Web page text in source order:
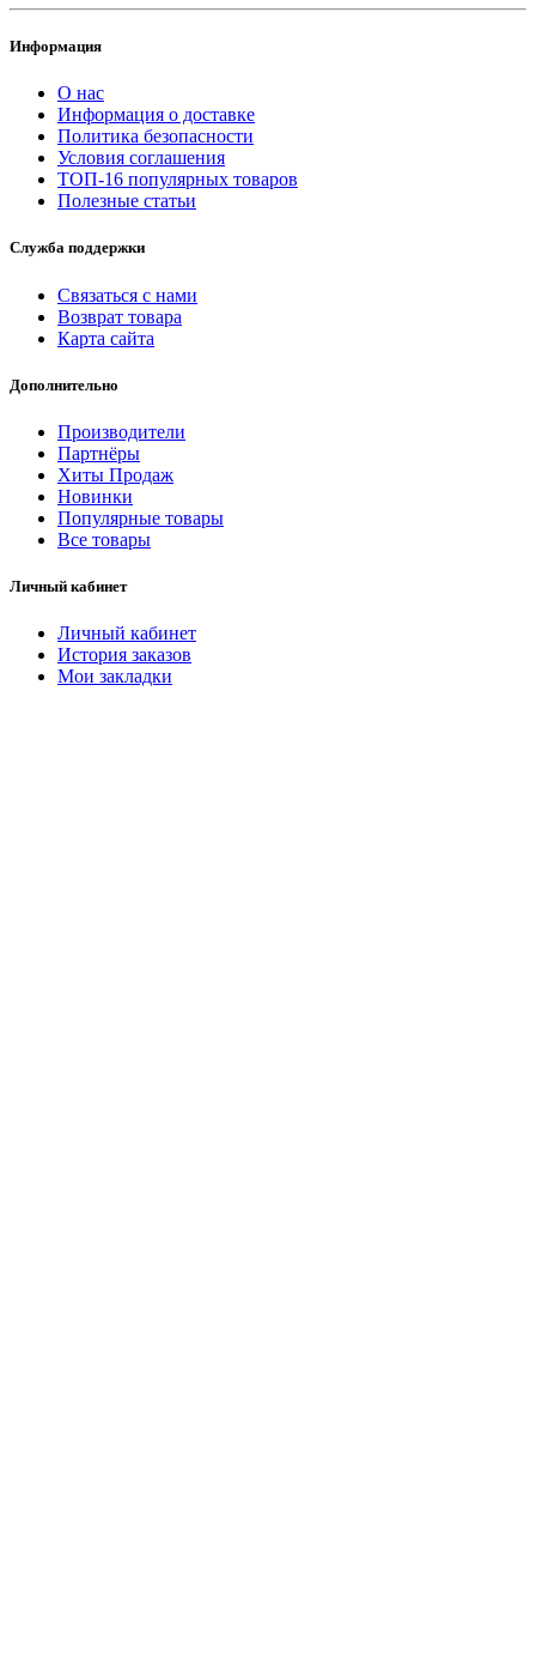
Информация
О нас
Информация о доставке
Политика безопасности
Условия соглашения
ТОП-16 популярных товаров
Полезные статьи
Служба поддержки
Связаться с нами
Возврат товара
Карта сайта
Дополнительно
Производители
Партнёры
Хиты Продаж
Новинки
Популярные товары
Все товары
Личный кабинет
Личный кабинет
История заказов
Мои закладки